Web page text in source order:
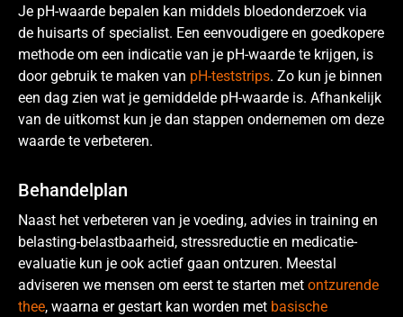
Je pH-waarde bepalen kan middels bloedonderzoek via
de huisarts of specialist. Een eenvoudigere en goedkopere
methode om een indicatie van je pH-waarde te krijgen, is
door gebruik te maken van pH-teststrips. Zo kun je binnen
een dag zien wat je gemiddelde pH-waarde is. Afhankelijk
van de uitkomst kun je dan stappen ondernemen om deze
waarde te verbeteren.
Behandelplan
Naast het verbeteren van je voeding, advies in training en
belasting-belastbaarheid, stressreductie en medicatie-
evaluatie kun je ook actief gaan ontzuren. Meestal
adviseren we mensen om eerst te starten met ontzurende
thee, waarna er gestart kan worden met basische